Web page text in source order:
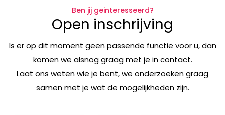
Ben jij geinteresseerd?
Open inschrijving
Is er op dit moment geen passende functie voor u, dan
komen we alsnog graag met je in contact.
Laat ons weten wie je bent, we onderzoeken graag
samen met je wat de mogelijkheden zijn.